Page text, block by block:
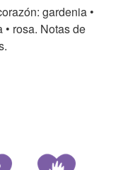
gardenia •
• rosa. Notas de